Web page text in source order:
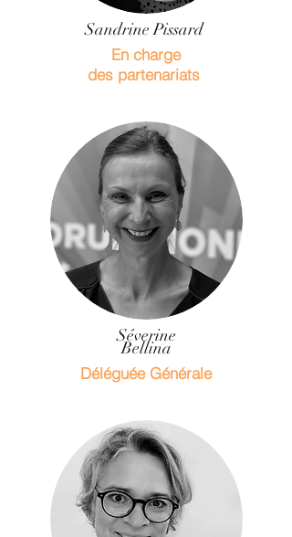
Sandrine Pissard
En charge
des partenariats
Séverine
Bellina
Déléguée Générale